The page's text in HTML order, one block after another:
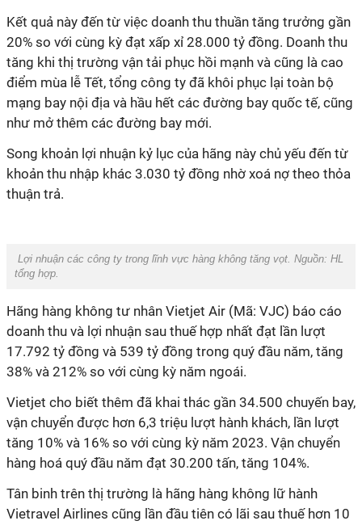
Kết quả này đến từ việc doanh thu thuần tăng trưởng gần
20% so với cùng kỳ đạt xấp xỉ 28.000 tỷ đồng. Doanh thu
tăng khi thị trường vận tải phục hồi mạnh và cũng là cao
điểm mùa lễ Tết, tổng công ty đã khôi phục lại toàn bộ
mạng bay nội địa và hầu hết các đường bay quốc tế, cũng
như mở thêm các đường bay mới.
Song khoản lợi nhuận kỷ lục của hãng này chủ yếu đến từ
khoản thu nhập khác 3.030 tỷ đồng nhờ xoá nợ theo thỏa
thuận trả.
Lợi nhuận các công ty trong lĩnh vực hàng không tăng vọt. Nguồn: HL
tổng hợp.
Hãng hàng không tư nhân Vietjet Air (Mã: VJC) báo cáo
doanh thu và lợi nhuận sau thuế hợp nhất đạt lần lượt
17.792 tỷ đồng và 539 tỷ đồng trong quý đầu năm, tăng
38% và 212% so với cùng kỳ năm ngoái.
Vietjet cho biết thêm đã khai thác gần 34.500 chuyến bay,
vận chuyển được hơn 6,3 triệu lượt hành khách, lần lượt
tăng 10% và 16% so với cùng kỳ năm 2023. Vận chuyển
hàng hoá quý đầu năm đạt 30.200 tấn, tăng 104%.
Tân binh trên thị trường là hãng hàng không lữ hành
Vietravel Airlines cũng lần đầu tiên có lãi sau thuế hơn 10